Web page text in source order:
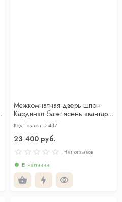
Межкомнатная дверь шпон
Кардинал багет ясень авангард
со стеклом
Код Товара: 2417
23 400 руб.
Нет отзывов
В наличии